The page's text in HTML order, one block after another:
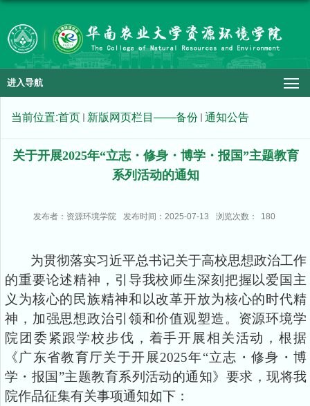
进入导航
当前位置:首页 新版网页栏目——备份 通知公告
关于开展2025年“立志・修身・博学・报国”主题教育
系列活动的通知
发布者：资源环境学院 发布时间：2025-07-13 浏览次数： 180
为贯彻落实习近平总书记关于高校思想政治工作
的重要论述精神，引导我校师生深刻把握以爱国主
义为核心的民族精神和以改革开放为核心的时代精
神，加强思想政治引领和价值观塑造。 资源环境学
院团委紧跟学校步伐，着手开展相关活动，根据
《广东省教育厅关于开展2025年“立志・修身・博
学・报国”主题教育系列活动的通知》要求 ，现将我
院作品征集有关事项通知如下：